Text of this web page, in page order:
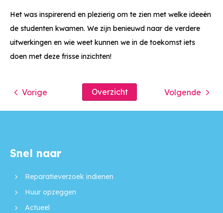
Het was inspirerend en plezierig om te zien met welke ideeën
de studenten kwamen. We zijn benieuwd naar de verdere
uitwerkingen en wie weet kunnen we in de toekomst iets
doen met deze frisse inzichten!
Volgende
Overzicht
Vorige
Contactinformatie
Snel naar
Reparatieverzoek indienen
Huur opzeggen
Actueel